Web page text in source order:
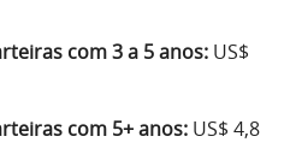
com 3 a 5 anos: US$
com 5+ anos: US$ 4,8